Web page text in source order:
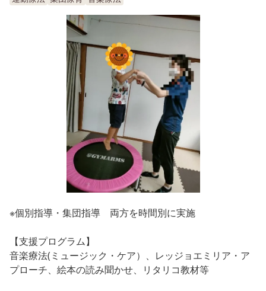
※個別指導・集団指導 両方を時間別に実施
【支援プログラム】
音楽療法(ミュージック・ケア）、レッジョエミリア・ア
プローチ、絵本の読み聞かせ、リタリコ教材等